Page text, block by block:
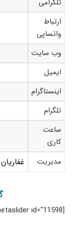
تلگرامی
ارتباط
واتساپی
وب سایت
ایمیل
اینستاگرام
تلگرام
ساعت
کاری
مدیریت
غفاریان
[metaslider id="11598"]